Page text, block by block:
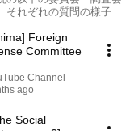
れぞれの質問の様子な
関する調査会。
Foreign
Committee
Channel
ago
Social